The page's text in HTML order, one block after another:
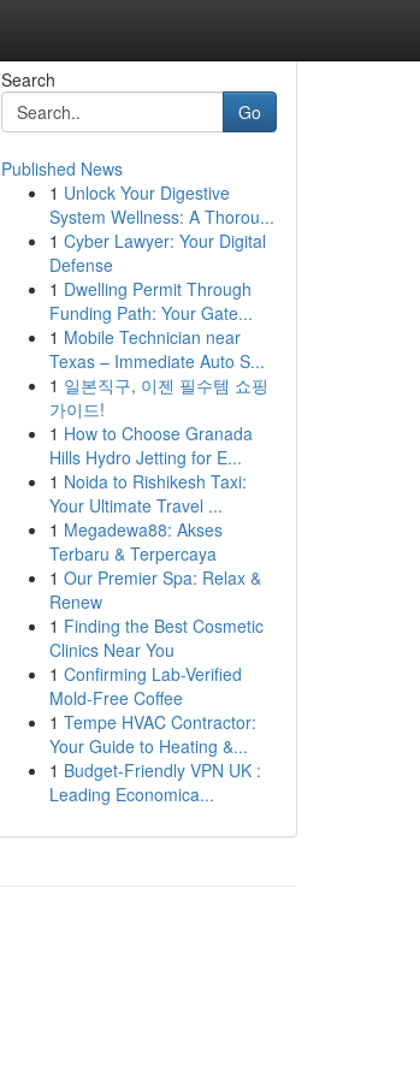
Search
Go
Published News
1 Unlock Your Digestive
System Wellness: A Thorou...
1 Cyber Lawyer: Your Digital
Defense
1 Dwelling Permit Through
Funding Path: Your Gate...
1 Mobile Technician near
Texas – Immediate Auto S...
1 일본직구, 이젠 필수템 쇼핑
가이드!
1 How to Choose Granada
Hills Hydro Jetting for E...
1 Noida to Rishikesh Taxi:
Your Ultimate Travel ...
1 Megadewa88: Akses
Terbaru & Terpercaya
1 Our Premier Spa: Relax &
Renew
1 Finding the Best Cosmetic
Clinics Near You
1 Confirming Lab-Verified
Mold-Free Coffee
1 Tempe HVAC Contractor:
Your Guide to Heating &...
1 Budget-Friendly VPN UK :
Leading Economica...